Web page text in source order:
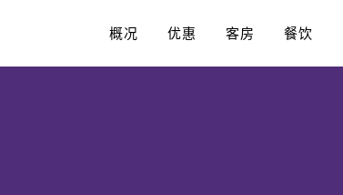
概况 优惠 客房 餐饮